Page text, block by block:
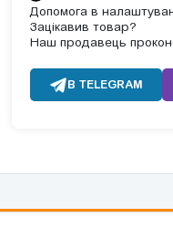
Допомога в
Зацікавив товар?
Наш продавець
В TELEGRAM